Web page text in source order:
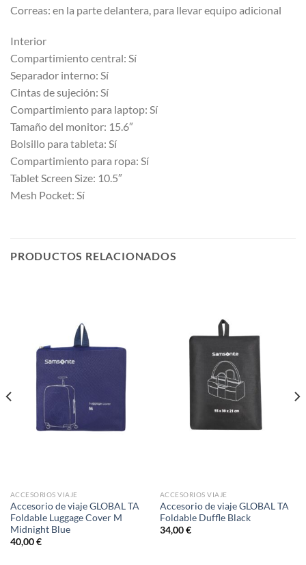
Correas: en la parte delantera, para llevar equipo adicional
Interior
Compartimiento central: Sí
Separador interno: Sí
Cintas de sujeción: Sí
Compartimiento para laptop: Sí
Tamaño del monitor: 15.6″
Bolsillo para tableta: Sí
Compartimiento para ropa: Sí
Tablet Screen Size: 10.5″
Mesh Pocket: Sí
PRODUCTOS RELACIONADOS
ACCESORIOS VIAJE
Accesorio de viaje GLOBAL TA
Foldable Luggage Cover M
Midnight Blue
40,00€
ACCESORIOS VIAJE
Accesorio de viaje GLOBAL TA
Foldable Duffle Black
34,00€